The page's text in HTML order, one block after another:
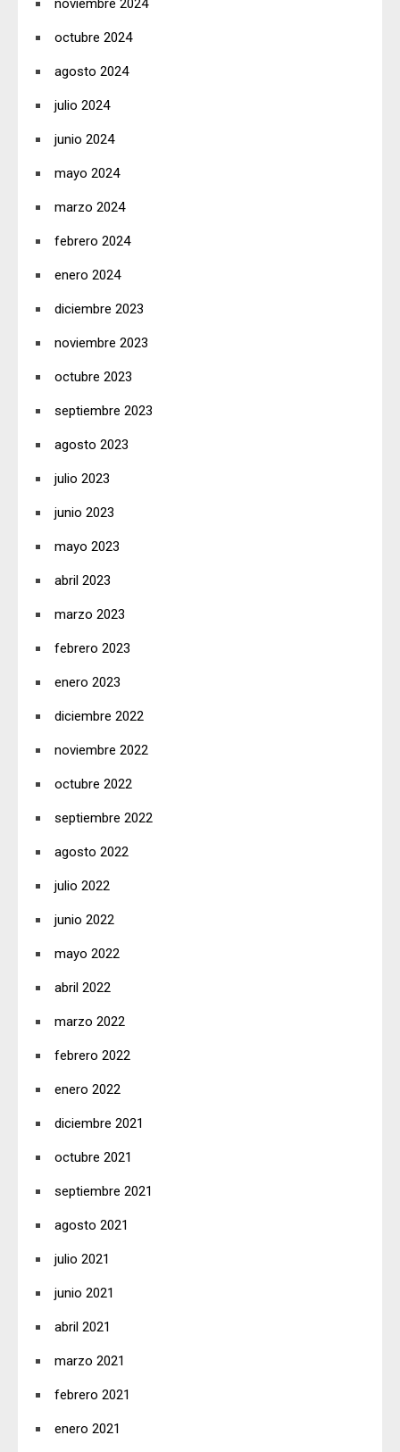
octubre 2024
agosto 2024
julio 2024
junio 2024
mayo 2024
marzo 2024
febrero 2024
enero 2024
diciembre 2023
noviembre 2023
octubre 2023
septiembre 2023
agosto 2023
julio 2023
junio 2023
mayo 2023
abril 2023
marzo 2023
febrero 2023
enero 2023
diciembre 2022
noviembre 2022
octubre 2022
septiembre 2022
agosto 2022
julio 2022
junio 2022
mayo 2022
abril 2022
marzo 2022
febrero 2022
enero 2022
diciembre 2021
octubre 2021
septiembre 2021
agosto 2021
julio 2021
junio 2021
abril 2021
marzo 2021
febrero 2021
enero 2021